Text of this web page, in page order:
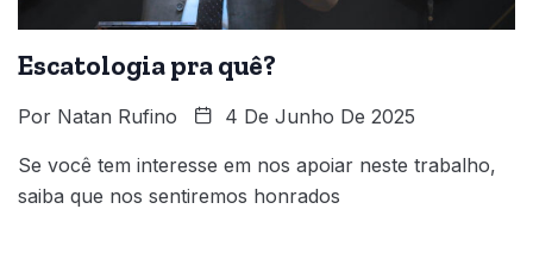
Escatologia pra quê?
Por Natan Rufino 4 De Junho De 2025
Se você tem interesse em nos apoiar neste trabalho,
saiba que nos sentiremos honrados